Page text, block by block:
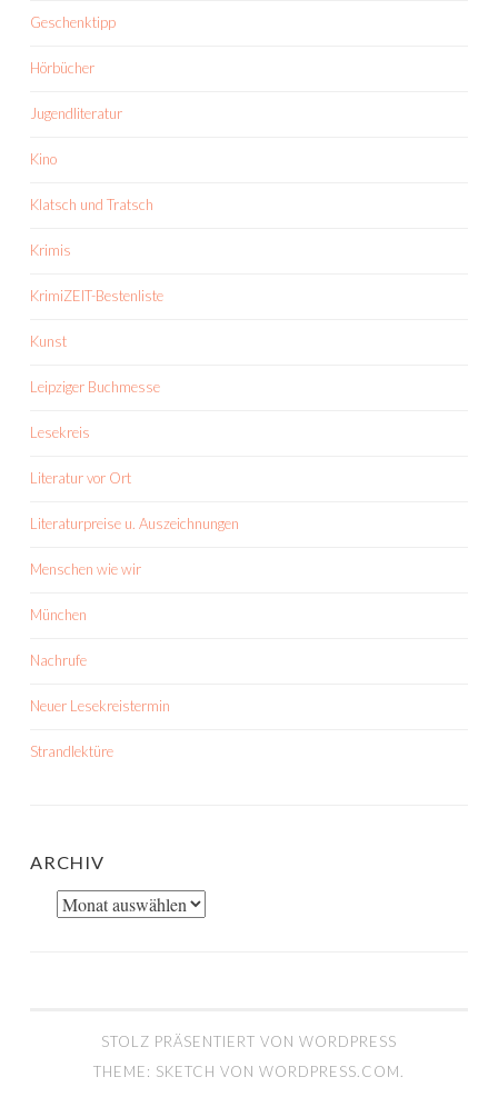
Geschenktipp
Hörbücher
Jugendliteratur
Kino
Klatsch und Tratsch
Krimis
KrimiZEIT-Bestenliste
Kunst
Leipziger Buchmesse
Lesekreis
Literatur vor Ort
Literaturpreise u. Auszeichnungen
Menschen wie wir
München
Nachrufe
Neuer Lesekreistermin
Strandlektüre
ARCHIV
Archiv
STOLZ PRÄSENTIERT VON WORDPRESS
THEME: SKETCH VON WORDPRESS.COM